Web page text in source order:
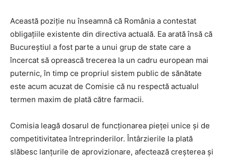
Această poziție nu înseamnă că România a contestat
obligațiile existente din directiva actuală. Ea arată însă că
Bucureștiul a fost parte a unui grup de state care a
încercat să oprească trecerea la un cadru european mai
puternic, în timp ce propriul sistem public de sănătate
este acum acuzat de Comisie că nu respectă actualul
termen maxim de plată către farmacii.
Comisia leagă dosarul de funcționarea pieței unice și de
competitivitatea întreprinderilor. Întârzierile la plată
slăbesc lanțurile de aprovizionare, afectează creșterea și